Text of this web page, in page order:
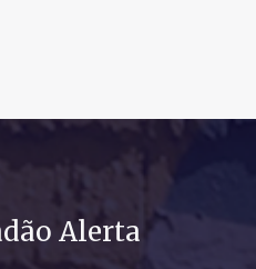
Alerta